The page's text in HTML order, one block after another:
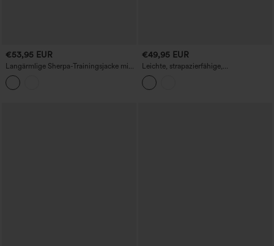
€53,95 EUR
Langärmlige Sherpa-Trainingsjacke mit
abgerundetem High-Low-Saum und
Taschen
€49,95 EUR
Leichte, strapazierfähige,
wasserabweisende Colorblock-
Wanderjacke mit halbem Reißverschluss,
weit geschnitten